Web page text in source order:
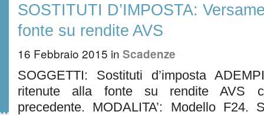
SOSTITUTI D’IMPOSTA:
fonte su rendite AVS
16 Febbraio 2015 in Scadenze
SOGGETTI: Sostituti d’imposta
ritenute alla fonte su rendite AVS
precedente. MODALITA’: Modello